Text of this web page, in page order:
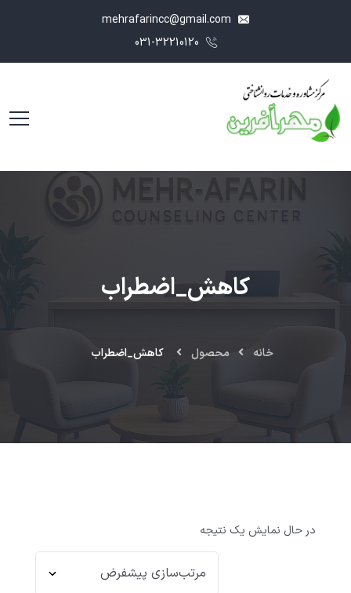
کاهش_اضطراب
خانه محصول کاهش_اضطراب
در حال نمایش یک نتیجه